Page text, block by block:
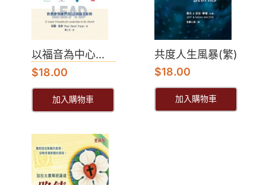
以福音為中心...
$18.00
加入購物車
共度人生風暴(繁)
$18.00
加入購物車